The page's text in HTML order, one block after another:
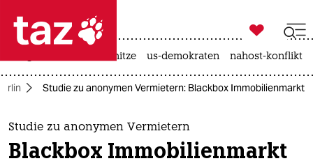
 taz zahl ich
taz zahl ich
themen

taz zahl ich
hitze us-demokraten nahost-konflikt
Studie zu anonymen Vermietern: Blackbox Immobilienmarkt
Studie zu anonymen Vermietern
Blackbox Immobilienmarkt